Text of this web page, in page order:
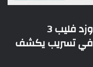
سامسونج جالكسي زد فولد 3 وزد فليب 3
وسامسونج جالكسي واتش 4 في تسريب يكشف